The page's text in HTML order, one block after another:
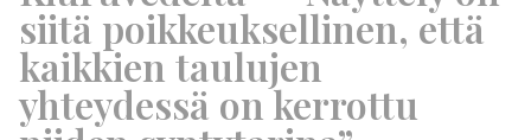
siitä poikkeuksellinen, että
kaikkien taulujen
yhteydessä on kerrottu